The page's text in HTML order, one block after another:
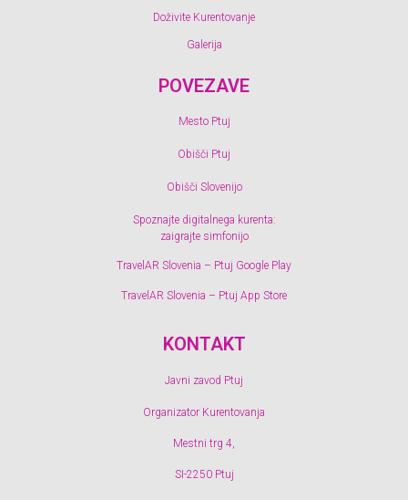
Doživite Kurentovanje
Galerija
POVEZAVE
Mesto Ptuj
Obišči Ptuj
Obišči Slovenijo
Spoznajte digitalnega kurenta:
zaigrajte simfonijo
TravelAR Slovenia – Ptuj Google Play
TravelAR Slovenia – Ptuj App Store
KONTAKT
Javni zavod Ptuj
Organizator Kurentovanja
Mestni trg 4,
SI-2250 Ptuj